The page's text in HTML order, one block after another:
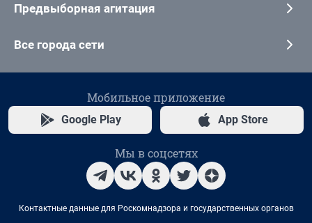
Предвыборная агитация
Все города сети
Мобильное приложение
Google Play App Store
Мы в соцсетях
Контактные данные для Роскомнадзора и государственных органов